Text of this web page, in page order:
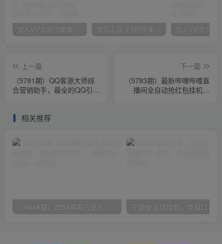
加入VIP会员代理商，享90%的推广提成，免费学习多种网上创业课程，菜鸟秒变大神！ 官方正品 全网VIP课程 无损下载~
上一篇
（5781期）QQ客源大师综
合营销助手，最全的QQ引流
下一篇
（5783期）最新哔哩哔哩直
播间全自动抢红包挂机项
相关推荐
（9448期）2024网易云音乐人挂机项目，单机日入150+，无脑月入5000+